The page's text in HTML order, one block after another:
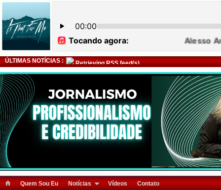
ÚLTIMAS NOTÍCIAS : Retrieving RSS feed(s)
Quem Sou Eu Notícias Vídeos Contato